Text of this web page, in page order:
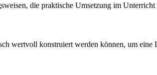
die praktische Umsetzung im
wertvoll konstruiert werden können, um